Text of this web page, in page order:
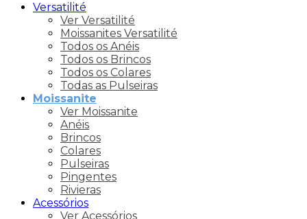
Versatilité
Ver Versatilité
Moissanites Versatilité
Todos os Anéis
Todos os Brincos
Todos os Colares
Todas as Pulseiras
Moissanite
Ver Moissanite
Anéis
Brincos
Colares
Pulseiras
Pingentes
Rivieras
Acessórios
Ver Acessórios